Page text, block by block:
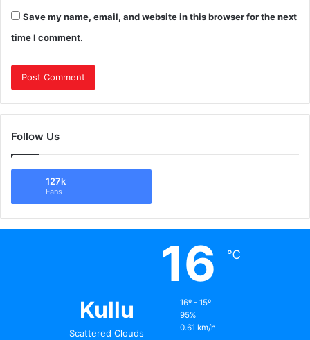
Save my name, email, and website in this browser for the next
time I comment.
Follow Us
127k
Fans
Kullu
Scattered Clouds
16 ℃
16º - 15º
95%
0.61 km/h